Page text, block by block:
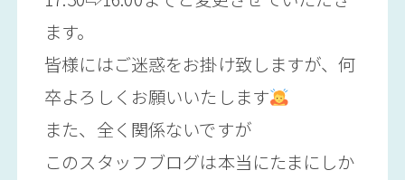
ます。
皆様にはご迷惑をお掛け致しますが、何
卒よろしくお願いいたします
また、全く関係ないですが
このスタッフブログは本当にたまにしか